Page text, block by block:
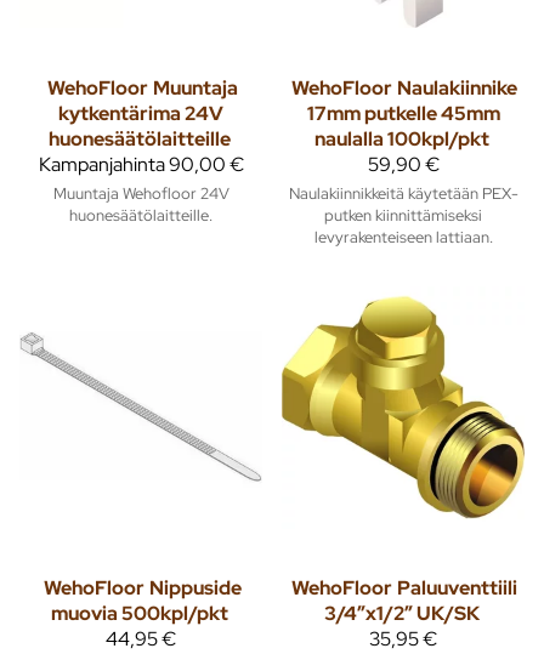
WehoFloor Muuntaja
kytkentärima 24V
huonesäätölaitteille
Kampanjahinta90,00 €
Muuntaja Wehofloor 24V
huonesäätölaitteille.
WehoFloor Naulakiinnike
17mm putkelle 45mm
naulalla 100kpl/pkt
59,90 €
Naulakiinnikkeitä käytetään PEX-
putken kiinnittämiseksi
levyrakenteiseen lattiaan.
WehoFloor Nippuside
muovia 500kpl/pkt
44,95 €
WehoFloor Paluuventtiili
3/4”x1/2” UK/SK
35,95 €